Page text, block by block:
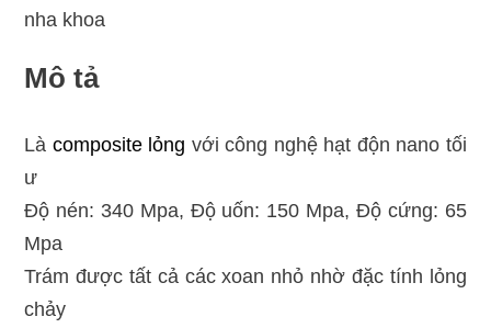
nha khoa
Mô tả
Là composite lỏng với công nghệ hạt độn nano tối
ư
Độ nén: 340 Mpa, Độ uốn: 150 Mpa, Độ cứng: 65
Mpa
Trám được tất cả các xoan nhỏ nhờ đặc tính lỏng
chảy